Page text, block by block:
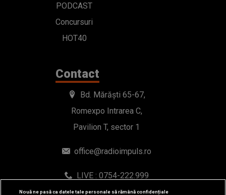
PODCAST
Concursuri
HOT40
Contact
Bd. Mărăști 65-67,
Romexpo Intrarea C,
Pavilion T, sector 1
office@radioimpuls.ro
LIVE : 0754-222.999
WhatsApp: 0754-222.999
Nouă ne pasă ca datele tale personale să rămână confidențiale